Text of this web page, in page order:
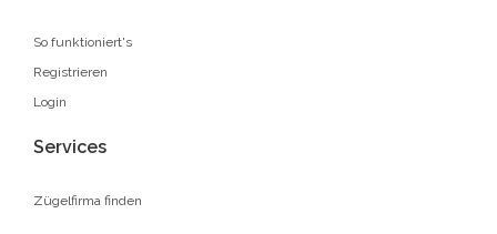
So funktioniert's
Registrieren
Login
Services
Zügelfirma finden